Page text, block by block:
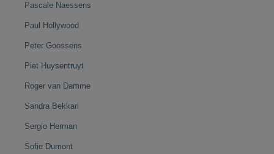
Pascale Naessens
Paul Hollywood
Peter Goossens
Piet Huysentruyt
Roger van Damme
Sandra Bekkari
Sergio Herman
Sofie Dumont